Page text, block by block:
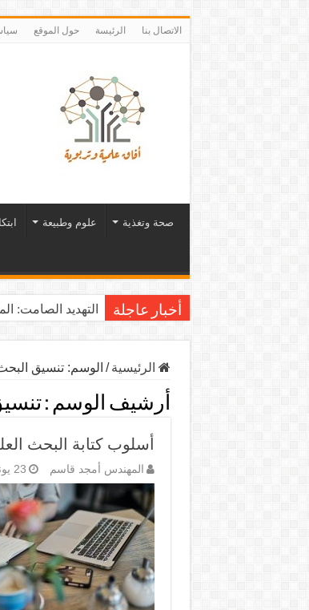
الاتصال بنا الرئيسة حول الموقع
صحة وتغذية علوم وطبيعة
أخبار عاجلة التهديد الصامت:
الرئيسية / الوسم:تنسيق
أرشيف الوسم :
أسلوب كتابة البحث
المهندس أمجد قاسم 23 يونيو، 2021